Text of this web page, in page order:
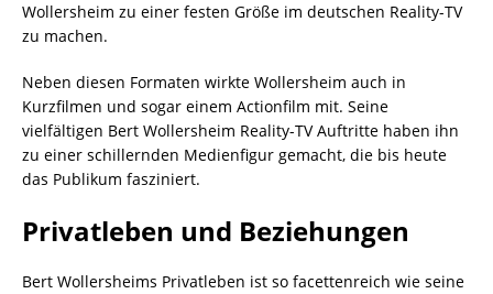
Wollersheim zu einer festen Größe im deutschen Reality-TV
zu machen.
Neben diesen Formaten wirkte Wollersheim auch in
Kurzfilmen und sogar einem Actionfilm mit. Seine
vielfältigen Bert Wollersheim Reality-TV Auftritte haben ihn
zu einer schillernden Medienfigur gemacht, die bis heute
das Publikum fasziniert.
Privatleben und Beziehungen
Bert Wollersheims Privatleben ist so facettenreich wie seine